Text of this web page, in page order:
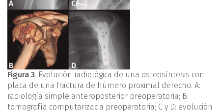
Figura 3. Evolución radiológica de una osteosíntesis con
placa de una fractura de húmero proximal derecho. A:
radiología simple anteroposterior preoperatoria; B:
tomografía computarizada preoperatoria; C y D: evolución